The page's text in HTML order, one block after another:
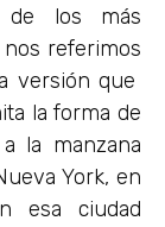
de los más
referimos
versión que
la forma de
la manzana
York, en
esa ciudad